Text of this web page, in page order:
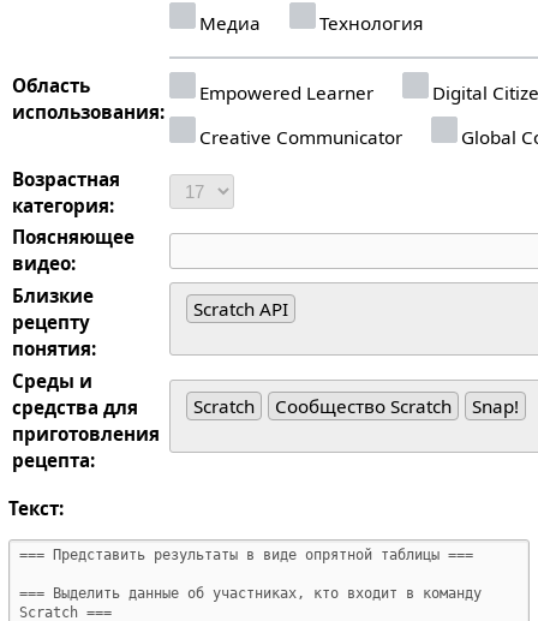
Медиа
Технология
Область
использования:
Empowered Learner
Digital
Creative Communicator
Global
Возрастная
категория:
Поясняющее
видео:
Близкие
рецепту
понятия:
Scratch API
Среды и
средства для
приготовления
рецепта:
Scratch Сообщество Scratch Snap!
Текст: